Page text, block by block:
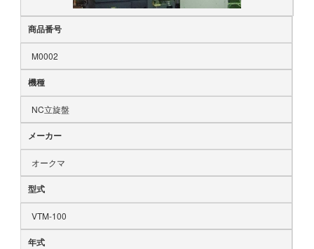
商品番号
M0002
機種
NC立旋盤
メーカー
オークマ
型式
VTM-100
年式